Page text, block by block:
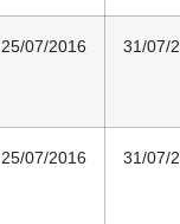
25/07/2016 31/07/
25/07/2016 31/07/